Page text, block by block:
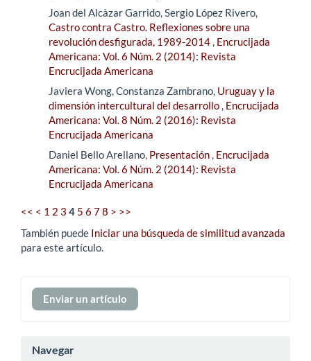
Joan del Alcàzar Garrido, Sergio López Rivero,
Castro contra Castro. Reflexiones sobre una
revolución desfigurada, 1989-2014, Encrucijada
Americana: Vol. 6 Núm. 2 (2014): Revista
Encrucijada Americana
Javiera Wong, Constanza Zambrano, Uruguay y la
dimensión intercultural del desarrollo, Encrucijada
Americana: Vol. 8 Núm. 2 (2016): Revista
Encrucijada Americana
Daniel Bello Arellano, Presentación, Encrucijada
Americana: Vol. 6 Núm. 2 (2014): Revista
Encrucijada Americana
<< < 1 2 3 4 5 6 78 > >>
También puede Iniciar una búsqueda de similitud avanzada
para este artículo.
Enviar
un
Enviar un artículo
Navegar